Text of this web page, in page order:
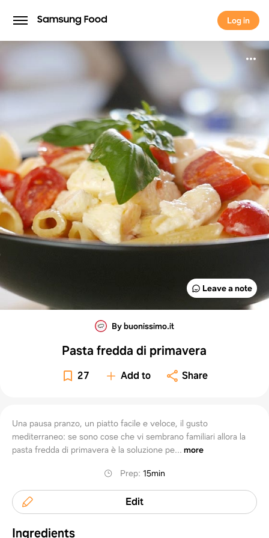
Log in
Log in
Leave a note
By buonissimo.it
Pasta fredda di primavera
27 Add to Share
Una pausa pranzo, un piatto facile e veloce, il gusto
mediterraneo: se sono cose che vi sembrano familiari allora la
pasta fredda di primavera è la soluzione pe... more
Prep:15min
Edit
Ingredients